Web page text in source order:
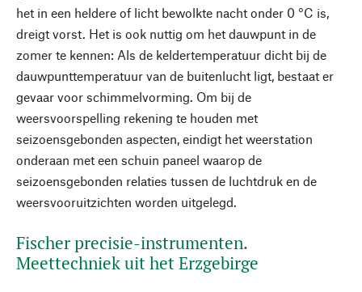
het in een heldere of licht bewolkte nacht onder 0 °C is,
dreigt vorst. Het is ook nuttig om het dauwpunt in de
zomer te kennen: Als de keldertemperatuur dicht bij de
dauwpunttemperatuur van de buitenlucht ligt, bestaat er
gevaar voor schimmelvorming. Om bij de
weersvoorspelling rekening te houden met
seizoensgebonden aspecten, eindigt het weerstation
onderaan met een schuin paneel waarop de
seizoensgebonden relaties tussen de luchtdruk en de
weersvooruitzichten worden uitgelegd.
Fischer precisie-instrumenten.
Meettechniek uit het Erzgebirge